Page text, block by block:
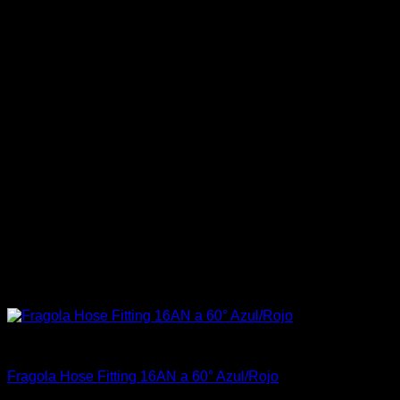
Fragola Hose Fitting 16AN a 60° Azul/Rojo